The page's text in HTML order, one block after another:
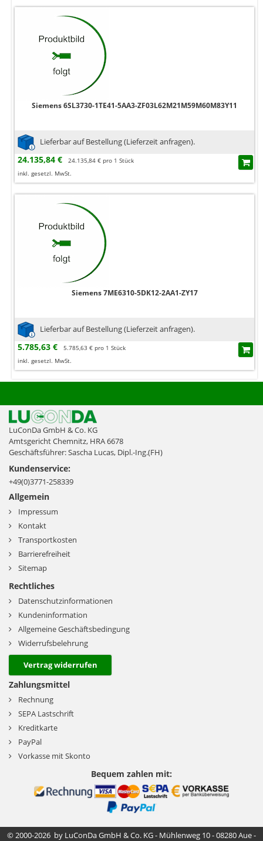
Siemens 6SL3730-1TE41-5AA3-ZF03L62M21M59M60M83Y11
Lieferbar auf Bestellung (Lieferzeit anfragen).
24.135,84 €
24.135,84 € pro 1 Stück
inkl. gesetzl. MwSt.
Siemens 7ME6310-5DK12-2AA1-ZY17
Lieferbar auf Bestellung (Lieferzeit anfragen).
5.785,63 €
5.785,63 € pro 1 Stück
inkl. gesetzl. MwSt.
LuConDa GmbH & Co. KG
Amtsgericht Chemnitz, HRA 6678
Geschäftsführer: Sascha Lucas, Dipl.-Ing.(FH)
Kundenservice:
+49(0)3771-258339
Allgemein
Impressum
Kontakt
Transportkosten
Barrierefreiheit
Sitemap
Rechtliches
Datenschutzinformationen
Kundeninformation
Allgemeine Geschäftsbedingung
Widerrufsbelehrung
Vertrag widerrufen
Zahlungsmittel
Rechnung
SEPA Lastschrift
Kreditkarte
PayPal
Vorkasse mit Skonto
Bequem zahlen mit:
© 2000-2026 by LuConDa GmbH & Co. KG - Mühlenweg 10 - 08280 Aue -